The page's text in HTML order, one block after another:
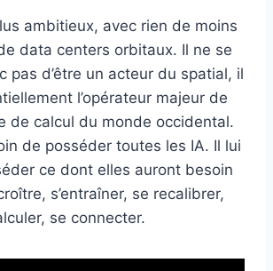
ambitieux, avec rien de moins
data centers orbitaux. Il ne se
pas d’être un acteur du spatial, il
l’opérateur majeur de
de calcul du monde occidental.
de posséder toutes les IA. Il lui
ce dont elles auront besoin
s’entraîner, se recalibrer,
se connecter.